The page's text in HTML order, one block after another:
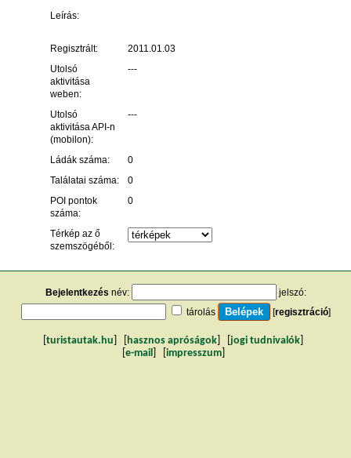
Leírás:
Regisztrált:
2011.01.03
Utolsó
aktivitása
weben:
---
Utolsó
aktivitása API-n
(mobilon):
---
Ládák száma:
0
Találatai száma:
0
POI pontok
száma:
0
Térkép az ő
szemszögéből:
Bejelentkezés név:
jelszó:
tárolás
[regisztráció]
turistautak.hu hasznos apróságok jogi tudnivalók
e-mail impresszum]